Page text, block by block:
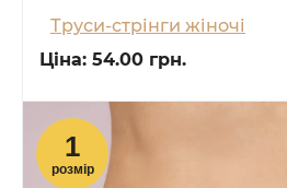
Труси-стрінги жіночі
Ціна: 54.00 грн.